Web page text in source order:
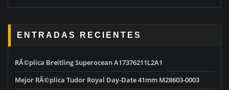
ENTRADAS RECIENTES
RÃ©plica Breitling Superocean A17376211L2A1
Mejor RÃ©plica Tudor Royal Day-Date 41mm M28603-0003